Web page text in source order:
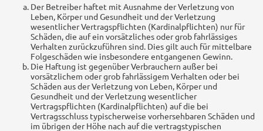
Der Betreiber haftet mit Ausnahme der Verletzung von
Leben, Körper und Gesundheit und der Verletzung
wesentlicher Vertragspflichten (Kardinalpflichten) nur für
Schäden, die auf ein vorsätzliches oder grob fahrlässiges
Verhalten zurückzuführen sind. Dies gilt auch für mittelbare
Folgeschäden wie insbesondere entgangenen Gewinn.
Die Haftung ist gegenüber Verbrauchern außer bei
vorsätzlichem oder grob fahrlässigem Verhalten oder bei
Schäden aus der Verletzung von Leben, Körper und
Gesundheit und der Verletzung wesentlicher
Vertragspflichten (Kardinalpflichten) auf die bei
Vertragsschluss typischerweise vorhersehbaren Schäden und
im übrigen der Höhe nach auf die vertragstypischen